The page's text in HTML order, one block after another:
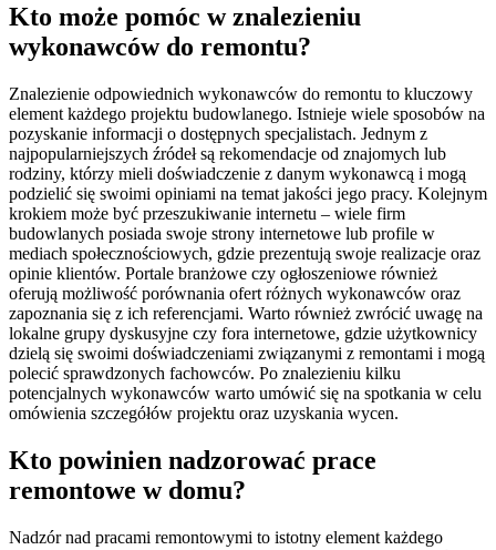
Kto może pomóc w znalezieniu
wykonawców do remontu?
Znalezienie odpowiednich wykonawców do remontu to kluczowy
element każdego projektu budowlanego. Istnieje wiele sposobów na
pozyskanie informacji o dostępnych specjalistach. Jednym z
najpopularniejszych źródeł są rekomendacje od znajomych lub
rodziny, którzy mieli doświadczenie z danym wykonawcą i mogą
podzielić się swoimi opiniami na temat jakości jego pracy. Kolejnym
krokiem może być przeszukiwanie internetu – wiele firm
budowlanych posiada swoje strony internetowe lub profile w
mediach społecznościowych, gdzie prezentują swoje realizacje oraz
opinie klientów. Portale branżowe czy ogłoszeniowe również
oferują możliwość porównania ofert różnych wykonawców oraz
zapoznania się z ich referencjami. Warto również zwrócić uwagę na
lokalne grupy dyskusyjne czy fora internetowe, gdzie użytkownicy
dzielą się swoimi doświadczeniami związanymi z remontami i mogą
polecić sprawdzonych fachowców. Po znalezieniu kilku
potencjalnych wykonawców warto umówić się na spotkania w celu
omówienia szczegółów projektu oraz uzyskania wycen.
Kto powinien nadzorować prace
remontowe w domu?
Nadzór nad pracami remontowymi to istotny element każdego